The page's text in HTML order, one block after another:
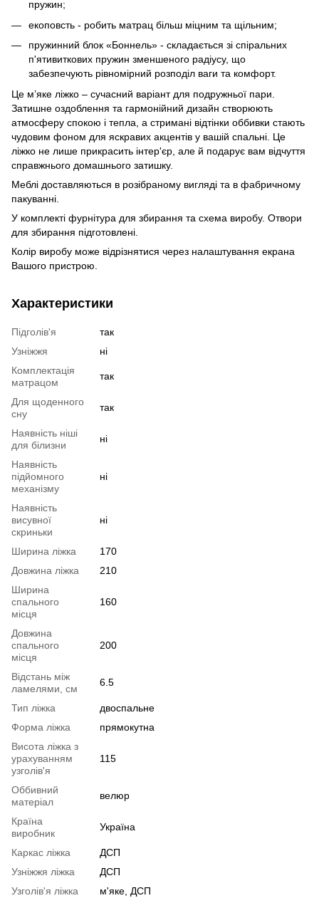
пружин;
екоповсть - робить матрац більш міцним та щільним;
пружинний блок «Боннель» - складається зі спіральних
п'ятивиткових пружин зменшеного радіусу, що
забезпечують рівномірний розподіл ваги та комфорт.
Це м’яке ліжко – сучасний варіант для подружньої пари.
Затишне оздоблення та гармонійний дизайн створюють
атмосферу спокою і тепла, а стримані відтінки оббивки стають
чудовим фоном для яскравих акцентів у вашій спальні. Це
ліжко не лише прикрасить інтер'єр, але й подарує вам відчуття
справжнього домашнього затишку.
Меблі доставляються в розібраному вигляді та в фабричному
пакуванні.
У комплекті фурнітура для збирання та схема виробу. Отвори
для збирання підготовлені.
Колір виробу може відрізнятися через налаштування екрана
Вашого пристрою.
Характеристики
Підголів'я
так
Узніжжя
ні
Комплектація
матрацом
так
Для щоденного
сну
так
Наявність ніші
для білизни
ні
Наявність
підйомного
механізму
ні
Наявність
висувної
скриньки
ні
Ширина ліжка
170
Довжина ліжка
210
Ширина
спального
місця
160
Довжина
спального
місця
200
Відстань між
ламелями, см
6.5
Тип ліжка
двоспальне
Форма ліжка
прямокутна
Висота ліжка з
урахуванням
узголів'я
115
Оббивний
матеріал
велюр
Країна
виробник
Україна
Каркас ліжка
ДСП
Узніжжя ліжка
ДСП
Узголів'я ліжка
м'яке, ДСП